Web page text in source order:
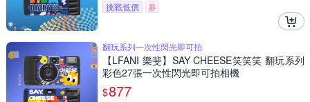
挑戰低價 券
翻玩系列一次性閃光即可拍
【LFANI 樂斐】SAY CHEESE笑笑笑 翻玩系列
彩色27張一次性閃光即可拍相機
$877